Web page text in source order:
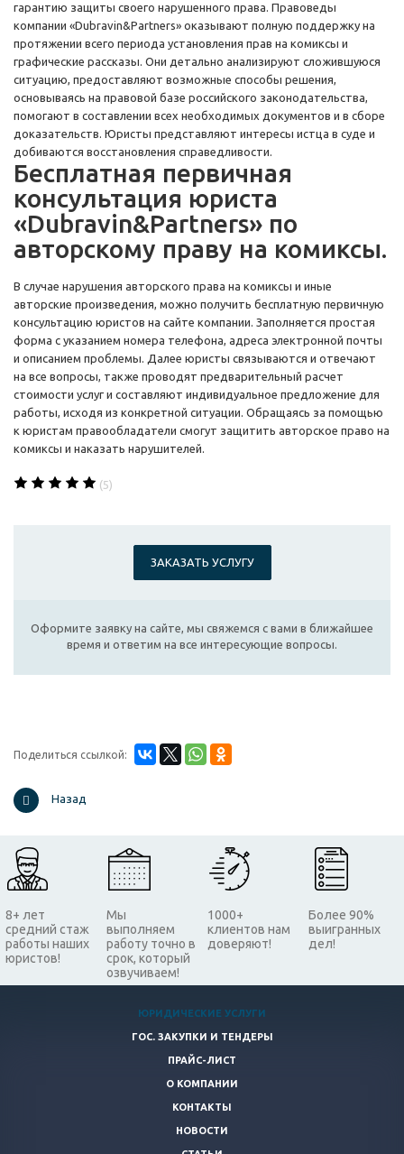
гарантию защиты своего нарушенного права. Правоведы
компании «Dubravin&Partners» оказывают полную поддержку на
протяжении всего периода установления прав на комиксы и
графические рассказы. Они детально анализируют сложившуюся
ситуацию, предоставляют возможные способы решения,
основываясь на правовой базе российского законодательства,
помогают в составлении всех необходимых документов и в сборе
доказательств. Юристы представляют интересы истца в суде и
добиваются восстановления справедливости.
Бесплатная первичная
консультация юриста
«Dubravin&Partners» по
авторскому праву на комиксы.
В случае нарушения авторского права на комиксы и иные
авторские произведения, можно получить бесплатную первичную
консультацию юристов на сайте компании. Заполняется простая
форма с указанием номера телефона, адреса электронной почты
и описанием проблемы. Далее юристы связываются и отвечают
на все вопросы, также проводят предварительный расчет
стоимости услуг и составляют индивидуальное предложение для
работы, исходя из конкретной ситуации. Обращаясь за помощью
к юристам правообладатели смогут защитить авторское право на
комиксы и наказать нарушителей.
(5)
ЗАКАЗАТЬ УСЛУГУ
Оформите заявку на сайте, мы свяжемся с вами в ближайшее
время и ответим на все интересующие вопросы.
Поделиться ссылкой:
Назад
8+ лет
средний стаж
работы наших
юристов!
Мы
выполняем
работу точно в
срок, который
озвучиваем!
1000+
клиентов нам
доверяют!
Более 90%
выигранных
дел!
ЮРИДИЧЕСКИЕ УСЛУГИ
ГОС. ЗАКУПКИ И ТЕНДЕРЫ
ПРАЙС-ЛИСТ
О КОМПАНИИ
КОНТАКТЫ
НОВОСТИ